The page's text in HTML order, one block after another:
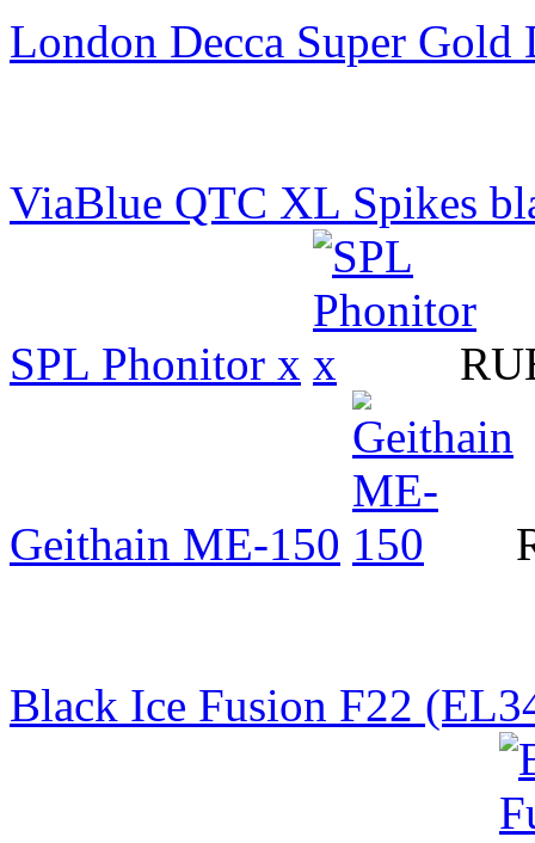
London Decca Super Gold
ViaBlue QTC XL Spikes
SPL Phonitor x
Geithain ME-150
Black Ice Fusion F22